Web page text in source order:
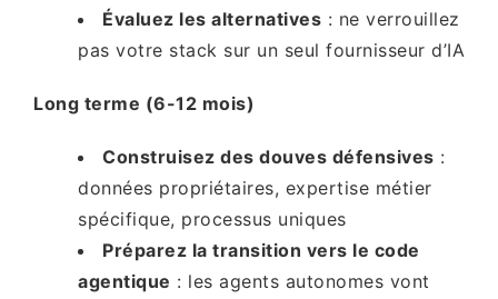
Évaluez les alternatives : ne verrouillez
pas votre stack sur un seul fournisseur d’IA
Long terme (6-12 mois)
Construisez des douves défensives :
données propriétaires, expertise métier
spécifique, processus uniques
Préparez la transition vers le code
agentique : les agents autonomes vont